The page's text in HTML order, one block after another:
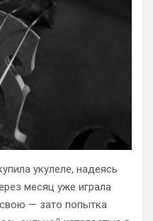
укулеле, надеясь
месяц уже играла
— зато попытка